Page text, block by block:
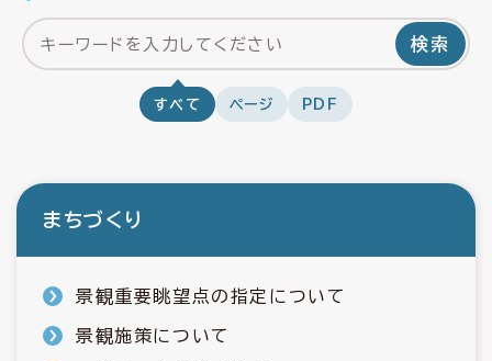
検索
すべて ページ PDF
まちづくり
景観重要眺望点の指定について
景観施策について